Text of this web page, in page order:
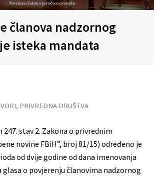
- Novelirani Zakon o parničnom postupku -
članova nadzornog
isteka mandata
, PRIVREDNA DRUŠTVA
247. stav 2. Zakona o privrednim
novine FBiH”, broj 81/15) određeno je
od dvije godine od dana imenovanja
glasa o povjerenju članovima nadzornog